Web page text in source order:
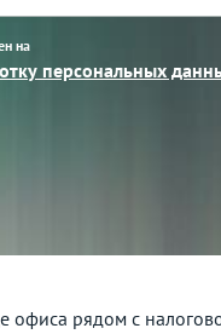
на
персональных
офиса рядом с